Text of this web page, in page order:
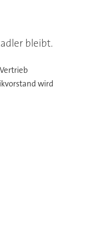
bleibt.
wird